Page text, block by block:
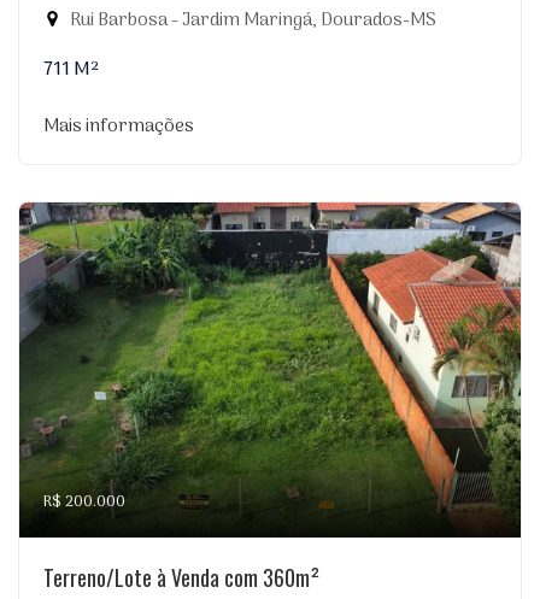
Rui Barbosa - Jardim Maringá, Dourados-MS
711 M²
Mais informações
R$ 200.000
Terreno/Lote à Venda com 360m²